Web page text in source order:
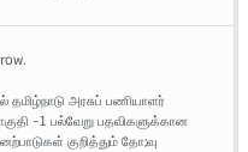
அரசுப் பணியாளர்
-1 பல்வேறு பதவிகளுக்கான
குறித்தும் தோ;வு